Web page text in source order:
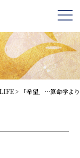
> 「希望」…算命学より